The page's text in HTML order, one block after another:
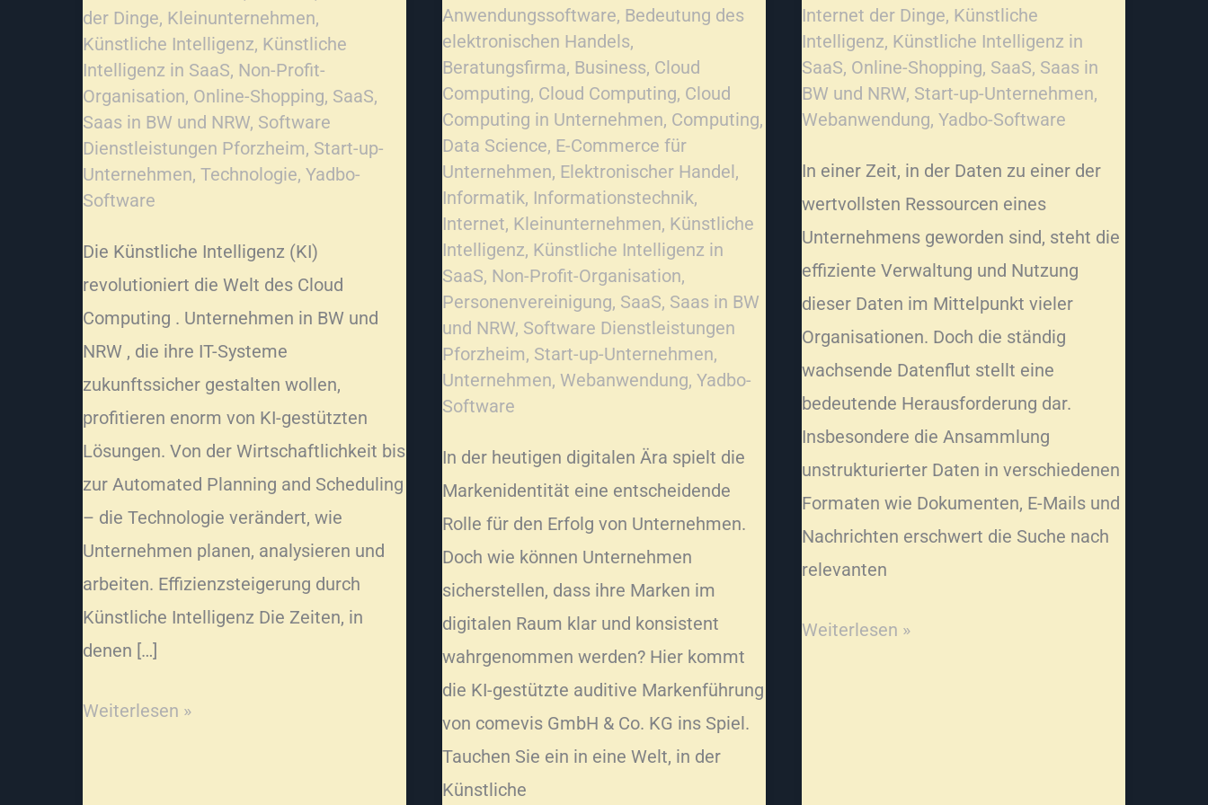
der Dinge, Kleinunternehmen,
Künstliche Intelligenz, Künstliche
Intelligenz in SaaS, Non-Profit-
Organisation, Online-Shopping, SaaS,
Saas in BW und NRW, Software
Dienstleistungen Pforzheim, Start-up-
Unternehmen, Technologie, Yadbo-
Software
Die Künstliche Intelligenz (KI)
revolutioniert die Welt des Cloud
Computing . Unternehmen in BW und
NRW , die ihre IT-Systeme
zukunftssicher gestalten wollen,
profitieren enorm von KI-gestützten
Lösungen. Von der Wirtschaftlichkeit bis
zur Automated Planning and Scheduling
– die Technologie verändert, wie
Unternehmen planen, analysieren und
arbeiten. Effizienzsteigerung durch
Künstliche Intelligenz Die Zeiten, in
denen […]
Weiterlesen »
Anwendungssoftware, Bedeutung des
elektronischen Handels,
Beratungsfirma, Business, Cloud
Computing, Cloud Computing, Cloud
Computing in Unternehmen, Computing,
Data Science, E-Commerce für
Unternehmen, Elektronischer Handel,
Informatik, Informationstechnik,
Internet, Kleinunternehmen, Künstliche
Intelligenz, Künstliche Intelligenz in
SaaS, Non-Profit-Organisation,
Personenvereinigung, SaaS, Saas in BW
und NRW, Software Dienstleistungen
Pforzheim, Start-up-Unternehmen,
Unternehmen, Webanwendung, Yadbo-
Software
In der heutigen digitalen Ära spielt die
Markenidentität eine entscheidende
Rolle für den Erfolg von Unternehmen.
Doch wie können Unternehmen
sicherstellen, dass ihre Marken im
digitalen Raum klar und konsistent
wahrgenommen werden? Hier kommt
die KI-gestützte auditive Markenführung
von comevis GmbH & Co. KG ins Spiel.
Tauchen Sie ein in eine Welt, in der
Künstliche
Internet der Dinge, Künstliche
Intelligenz, Künstliche Intelligenz in
SaaS, Online-Shopping, SaaS, Saas in
BW und NRW, Start-up-Unternehmen,
Webanwendung, Yadbo-Software
In einer Zeit, in der Daten zu einer der
wertvollsten Ressourcen eines
Unternehmens geworden sind, steht die
effiziente Verwaltung und Nutzung
dieser Daten im Mittelpunkt vieler
Organisationen. Doch die ständig
wachsende Datenflut stellt eine
bedeutende Herausforderung dar.
Insbesondere die Ansammlung
unstrukturierter Daten in verschiedenen
Formaten wie Dokumenten, E-Mails und
Nachrichten erschwert die Suche nach
relevanten
Weiterlesen »